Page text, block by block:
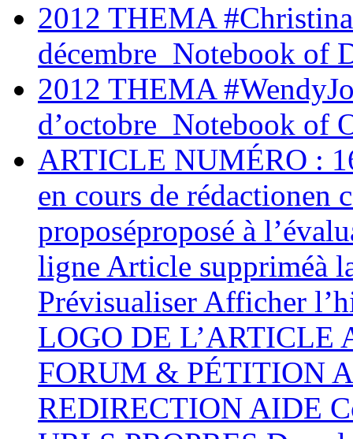
2012 THEMA
décembre_Notebook of
2012 THEMA
d’octobre_Notebook of
ARTICLE NUMÉRO :
en cours de rédactionen
proposéproposé à
ligne Article suppriméà
Prévisualiser Afficher
LOGO DE L’ARTICLE
FORUM & PÉTITION
REDIRECTION AIDE